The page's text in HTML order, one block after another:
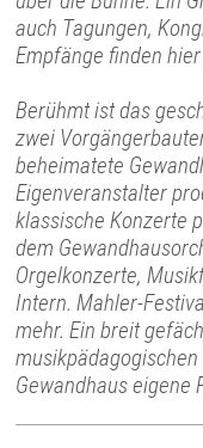
auch Tagungen,
Empfänge finden
Berühmt ist das
zwei
beheimatete
Eigenveranstalter
klassische Konzerte
dem
Orgelkonzerte,
Intern. Mahler-
mehr. Ein breit
Gewandhaus eigene